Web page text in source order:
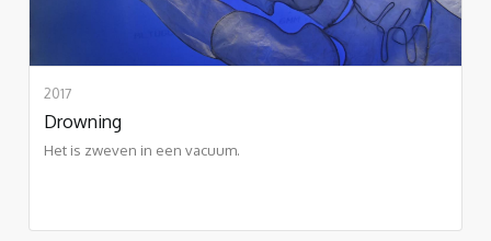
2017
Drowning
Het is zweven in een vacuum.